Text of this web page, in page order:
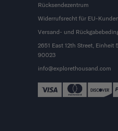
Rücksendezentrum
Widerrufsrecht für EU-Kunden
Versand- und
2651 East 12th Street, Einheit
90023
info@explorethousand.com